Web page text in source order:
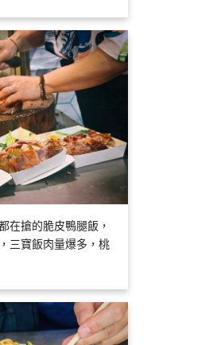
在搶的脆皮鴨腿飯，
三寶飯肉量爆多，桃